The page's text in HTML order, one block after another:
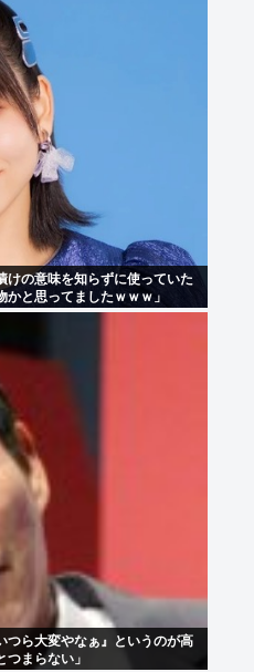
けの意味を知らずに使っていた
かと思ってましたｗｗｗ」
つら大変やなぁ』というのが高
まらない」